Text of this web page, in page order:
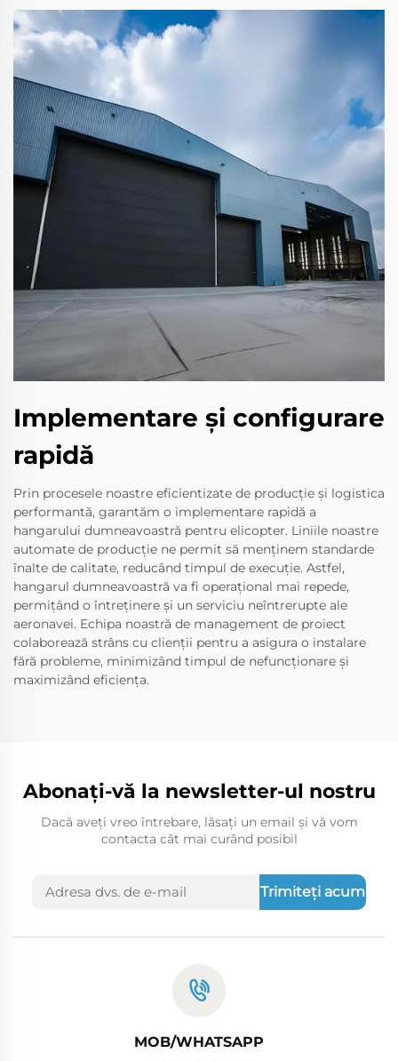
Implementare și configurare
rapidă
Prin procesele noastre eficientizate de producție și logistica
performantă, garantăm o implementare rapidă a
hangarului dumneavoastră pentru elicopter. Liniile noastre
automate de producție ne permit să menținem standarde
înalte de calitate, reducând timpul de execuție. Astfel,
hangarul dumneavoastră va fi operațional mai repede,
permițând o întreținere și un serviciu neîntrerupte ale
aeronavei. Echipa noastră de management de proiect
colaborează strâns cu clienții pentru a asigura o instalare
fără probleme, minimizând timpul de nefuncționare și
maximizând eficiența.
Abonați-vă la newsletter-ul nostru
Dacă aveți vreo întrebare, lăsați un email și vă vom
contacta cât mai curând posibil
Trimiteți acum
MOB/WHATSAPP